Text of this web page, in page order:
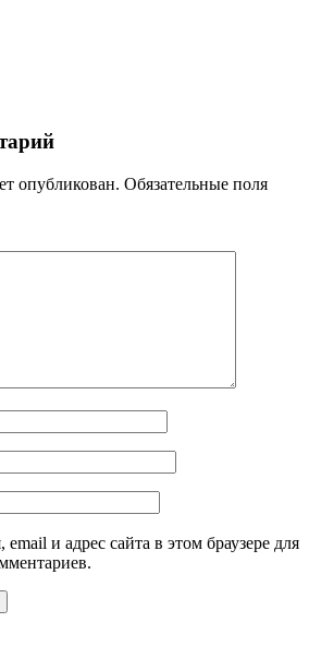
опубликован. Обязательные поля
и адрес сайта в этом браузере для